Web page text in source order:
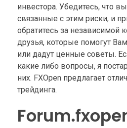
инвестора. Убедитесь, что
связанные с этим риски, и
обратитесь за независимой
друзья, которые помогут
или дадут ценные советы.
какие либо вопросы, я
них. FXOpen предлагает
трейдинга.